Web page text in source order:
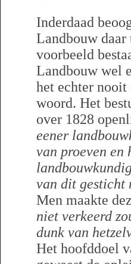
Inderdaad
Landbouw daar
voorbeeld
Landbouw wel
het echter nooit
woord. Het
over 1828
eener
van proeven en
van dit gesticht
Men maakte
niet verkeerd
dunk van
Het hoofddoel